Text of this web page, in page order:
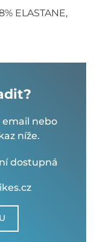
ELASTANE,
nebo
níže.
dostupná